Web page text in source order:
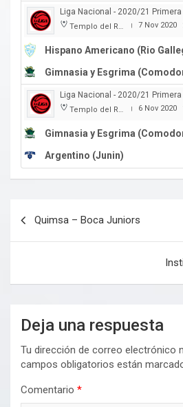
Liga Nacional - 2020/21
Templo del Rock | 7 Nov 2020
Hispano Americano (Rio
Gimnasia y Esgrima
Liga Nacional - 2020/21
Templo del Rock | 6 Nov 2020
Gimnasia y Esgrima
Argentino (Junin)
Quimsa – Boca Juniors
Deja una respuesta
Tu dirección de correo electrónico
campos obligatorios están
Comentario *